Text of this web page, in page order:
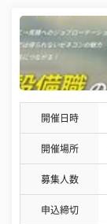
開催日時
開催場所
募集人数
申込締切